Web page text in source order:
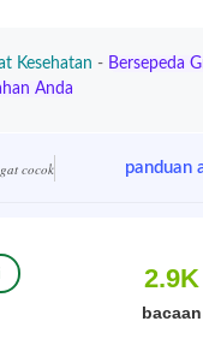
Kesehatan - Bersepeda
Anda
cocok panduan
2.9K
bacaan